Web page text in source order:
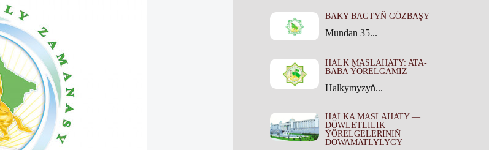
BAKY BAGTYŇ GÖZBAŞY
Mundan 35...
HALK MASLAHATY: ATA-
BABA ÝÖRELGÄMIZ
Halkymyzyň...
HALKA MASLAHATY —
DÖWLETLILIK
ÝÖRELGELERINIŇ
DOWAMATLYLYGY